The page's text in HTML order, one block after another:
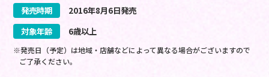
発売時期
2016年8月6日発売
対象年齢
6歳以上
※発売日（予定）は地域・店舗などによって異なる場合がございますので
ご了承ください。